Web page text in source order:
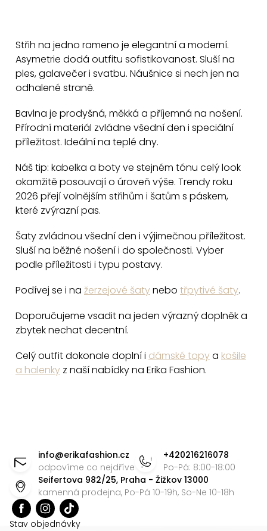
v
l
á
c
í
p
v
k
ý
p
i
s
u
Střih na jedno rameno je elegantní a moderní.
Asymetrie dodá outfitu sofistikovanost. Sluší na
ples, galavečer i svatbu. Náušnice si nech jen na
odhalené straně.
Bavlna je prodyšná, měkká a příjemná na nošení.
Přírodní materiál zvládne všední den i speciální
příležitost. Ideální na teplé dny.
Náš tip: kabelka a boty ve stejném tónu celý look
okamžitě posouvají o úroveň výše. Trendy roku
2026 přejí volnějším střihům i šatům s páskem,
které zvýrazní pas.
Šaty zvládnou všední den i výjimečnou příležitost.
Sluší na běžné nošení i do společnosti. Vyber
podle příležitosti i typu postavy.
Podívej se i na žerzejové šatynebo třpytivé šaty.
Doporučujeme vsadit na jeden výrazný doplněk a
zbytek nechat decentní.
Celý outfit dokonale doplní i dámské topya košile
a halenky z naší nabídky na Erika Fashion.
info@erikafashion.cz
odpovíme co nejdříve
+420216216078
Po-Pá: 8:00-18:00
Seifertova 982/25, Praha - Žižkov 13000
kamenná prodejna, Po-Pá 10-19h, So-Ne 10-18h
Stav objednávky